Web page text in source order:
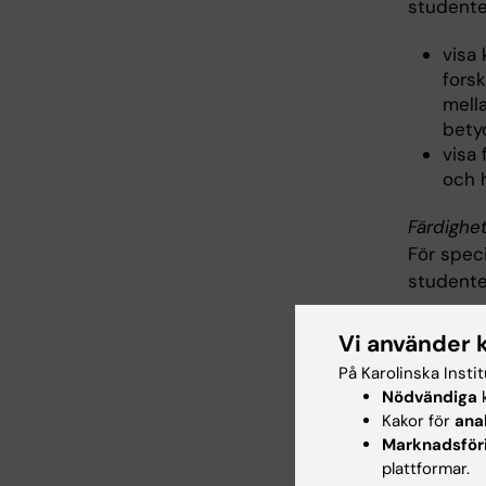
visa
visa
och
För
visa
och
visa
visa
visa
Vi använder
På Karolinska
Nödvändiga
Kakor för
plattformar.